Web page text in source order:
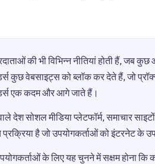
की भी विभिन्न नीतियां होती हैं, जब
कुछ वेबसाइट्स को ब्लॉक कर देते हैं, जो
एक कदम और आगे जाते हैं।
देश सोशल मीडिया प्लेटफॉर्म, समाचार
है जो उपयोगकर्ताओं को इंटरनेट के
के लिए यह चुनने में सक्षम होना कि